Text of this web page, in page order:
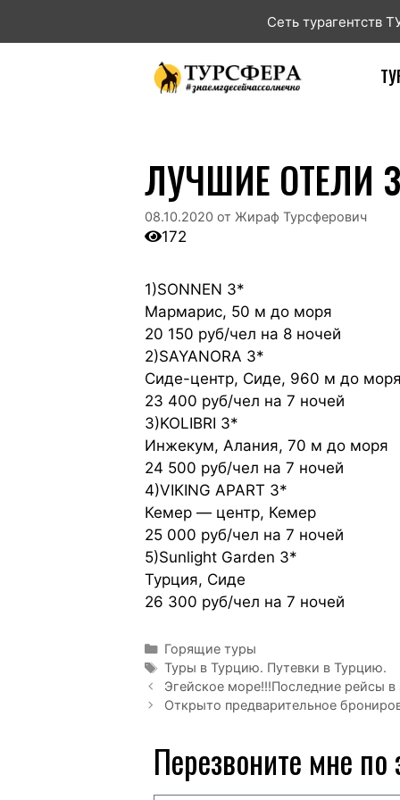
Сеть турагентств
ЛУЧШИЕ ОТЕЛИ
08.10.2020 от Жираф Турсферович
172
1)SONNEN 3*
Мармарис, 50 м до моря
20 150 руб/чел на 8 ночей
2)SAYANORA 3*
Сиде-центр, Сиде, 960 м до
23 400 руб/чел на 7 ночей
3)KOLIBRI 3*
Инжекум, Алания, 70 м до моря
24 500 руб/чел на 7 ночей
4)VIKING APART 3*
Кемер — центр, Кемер
25 000 руб/чел на 7 ночей
5)Sunlight Garden 3*
Турция, Сиде
26 300 руб/чел на 7 ночей
Горящие туры
Туры в Турцию. Путевки в Турцию.
Эгейское море!!!Последние рейсы
Открыто предварительное
Перезвоните мне